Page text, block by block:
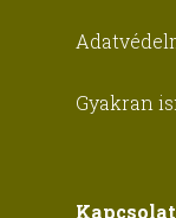
Gyakran